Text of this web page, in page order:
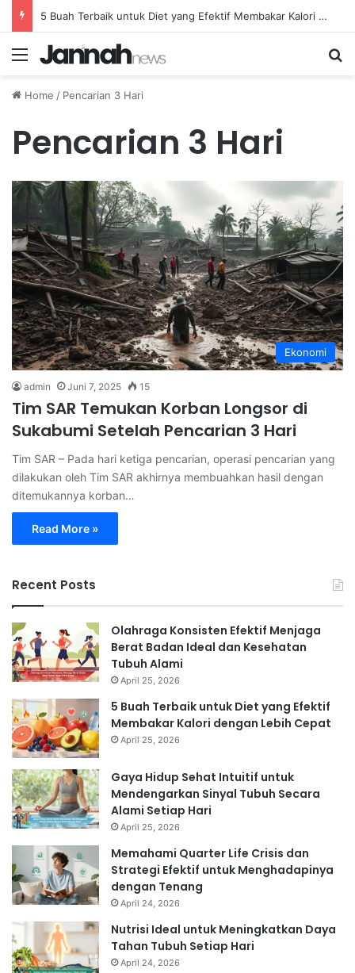
5 Buah Terbaik untuk Diet yang Efektif Membakar Kalori dengan Lebih Cepat
Menu
Home / Pencarian 3 Hari
Pencarian 3 Hari
Ekonomi
admin Juni 7, 2025 15
Tim SAR Temukan Korban Longsor di
Sukabumi Setelah Pencarian 3 Hari
Tim SAR – Pada hari ketiga pencarian, operasi pencarian yang
dilakukan oleh Tim SAR akhirnya membuahkan hasil dengan
ditemukannya korban…
Read More »
Recent Posts
Olahraga Konsisten Efektif Menjaga
Berat Badan Ideal dan Kesehatan
Tubuh Alami
April 25, 2026
5 Buah Terbaik untuk Diet yang Efektif
Membakar Kalori dengan Lebih Cepat
April 25, 2026
Gaya Hidup Sehat Intuitif untuk
Mendengarkan Sinyal Tubuh Secara
Alami Setiap Hari
April 25, 2026
Memahami Quarter Life Crisis dan
Strategi Efektif untuk Menghadapinya
dengan Tenang
April 24, 2026
Nutrisi Ideal untuk Meningkatkan Daya
Tahan Tubuh Setiap Hari
April 24, 2026